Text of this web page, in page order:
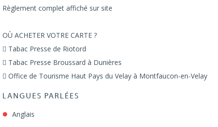
Règlement complet affiché sur site
OÙ ACHETER VOTRE CARTE ?
 Tabac Presse de Riotord
 Tabac Presse Broussard à Dunières
 Office de Tourisme Haut Pays du Velay à Montfaucon-en-Velay
LANGUES PARLÉES
Anglais